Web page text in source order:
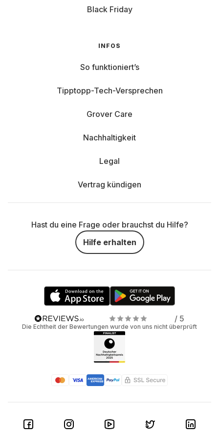
Black Friday
INFOS
So funktioniert’s
Tipptopp-Tech-Versprechen
Grover Care
Nachhaltigkeit
Legal
Vertrag kündigen
Hast du eine Frage oder brauchst du Hilfe?
Hilfe erhalten
/ 5
Die Echtheit der Bewertungen wurde von uns nicht überprüft